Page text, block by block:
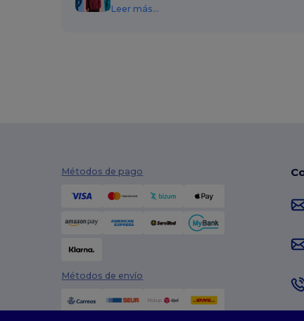
Kimood (16)
Les Filosophes
Luxe (22)
Malfini (8)
Malfini Premium
Marksman (26)
Mepal (16)
Leer más...
Métodos de pago
Métodos de envío